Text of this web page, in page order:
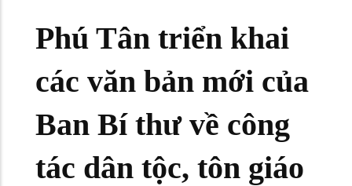
Phú Tân triển khai
các văn bản mới của
Ban Bí thư về công
tác dân tộc, tôn giáo